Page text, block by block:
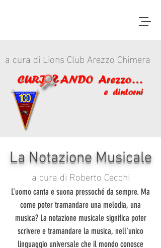
a cura di Lions Club Arezzo Chimera
La Notazione Musicale
a cura di Roberto Cecchi
L’uomo canta e suona pressoché da sempre. Ma
come poter tramandare una melodia, una
musica? La notazione musicale significa poter
scrivere e tramandare la musica, nell'unico
linguaggio universale che il mondo conosce